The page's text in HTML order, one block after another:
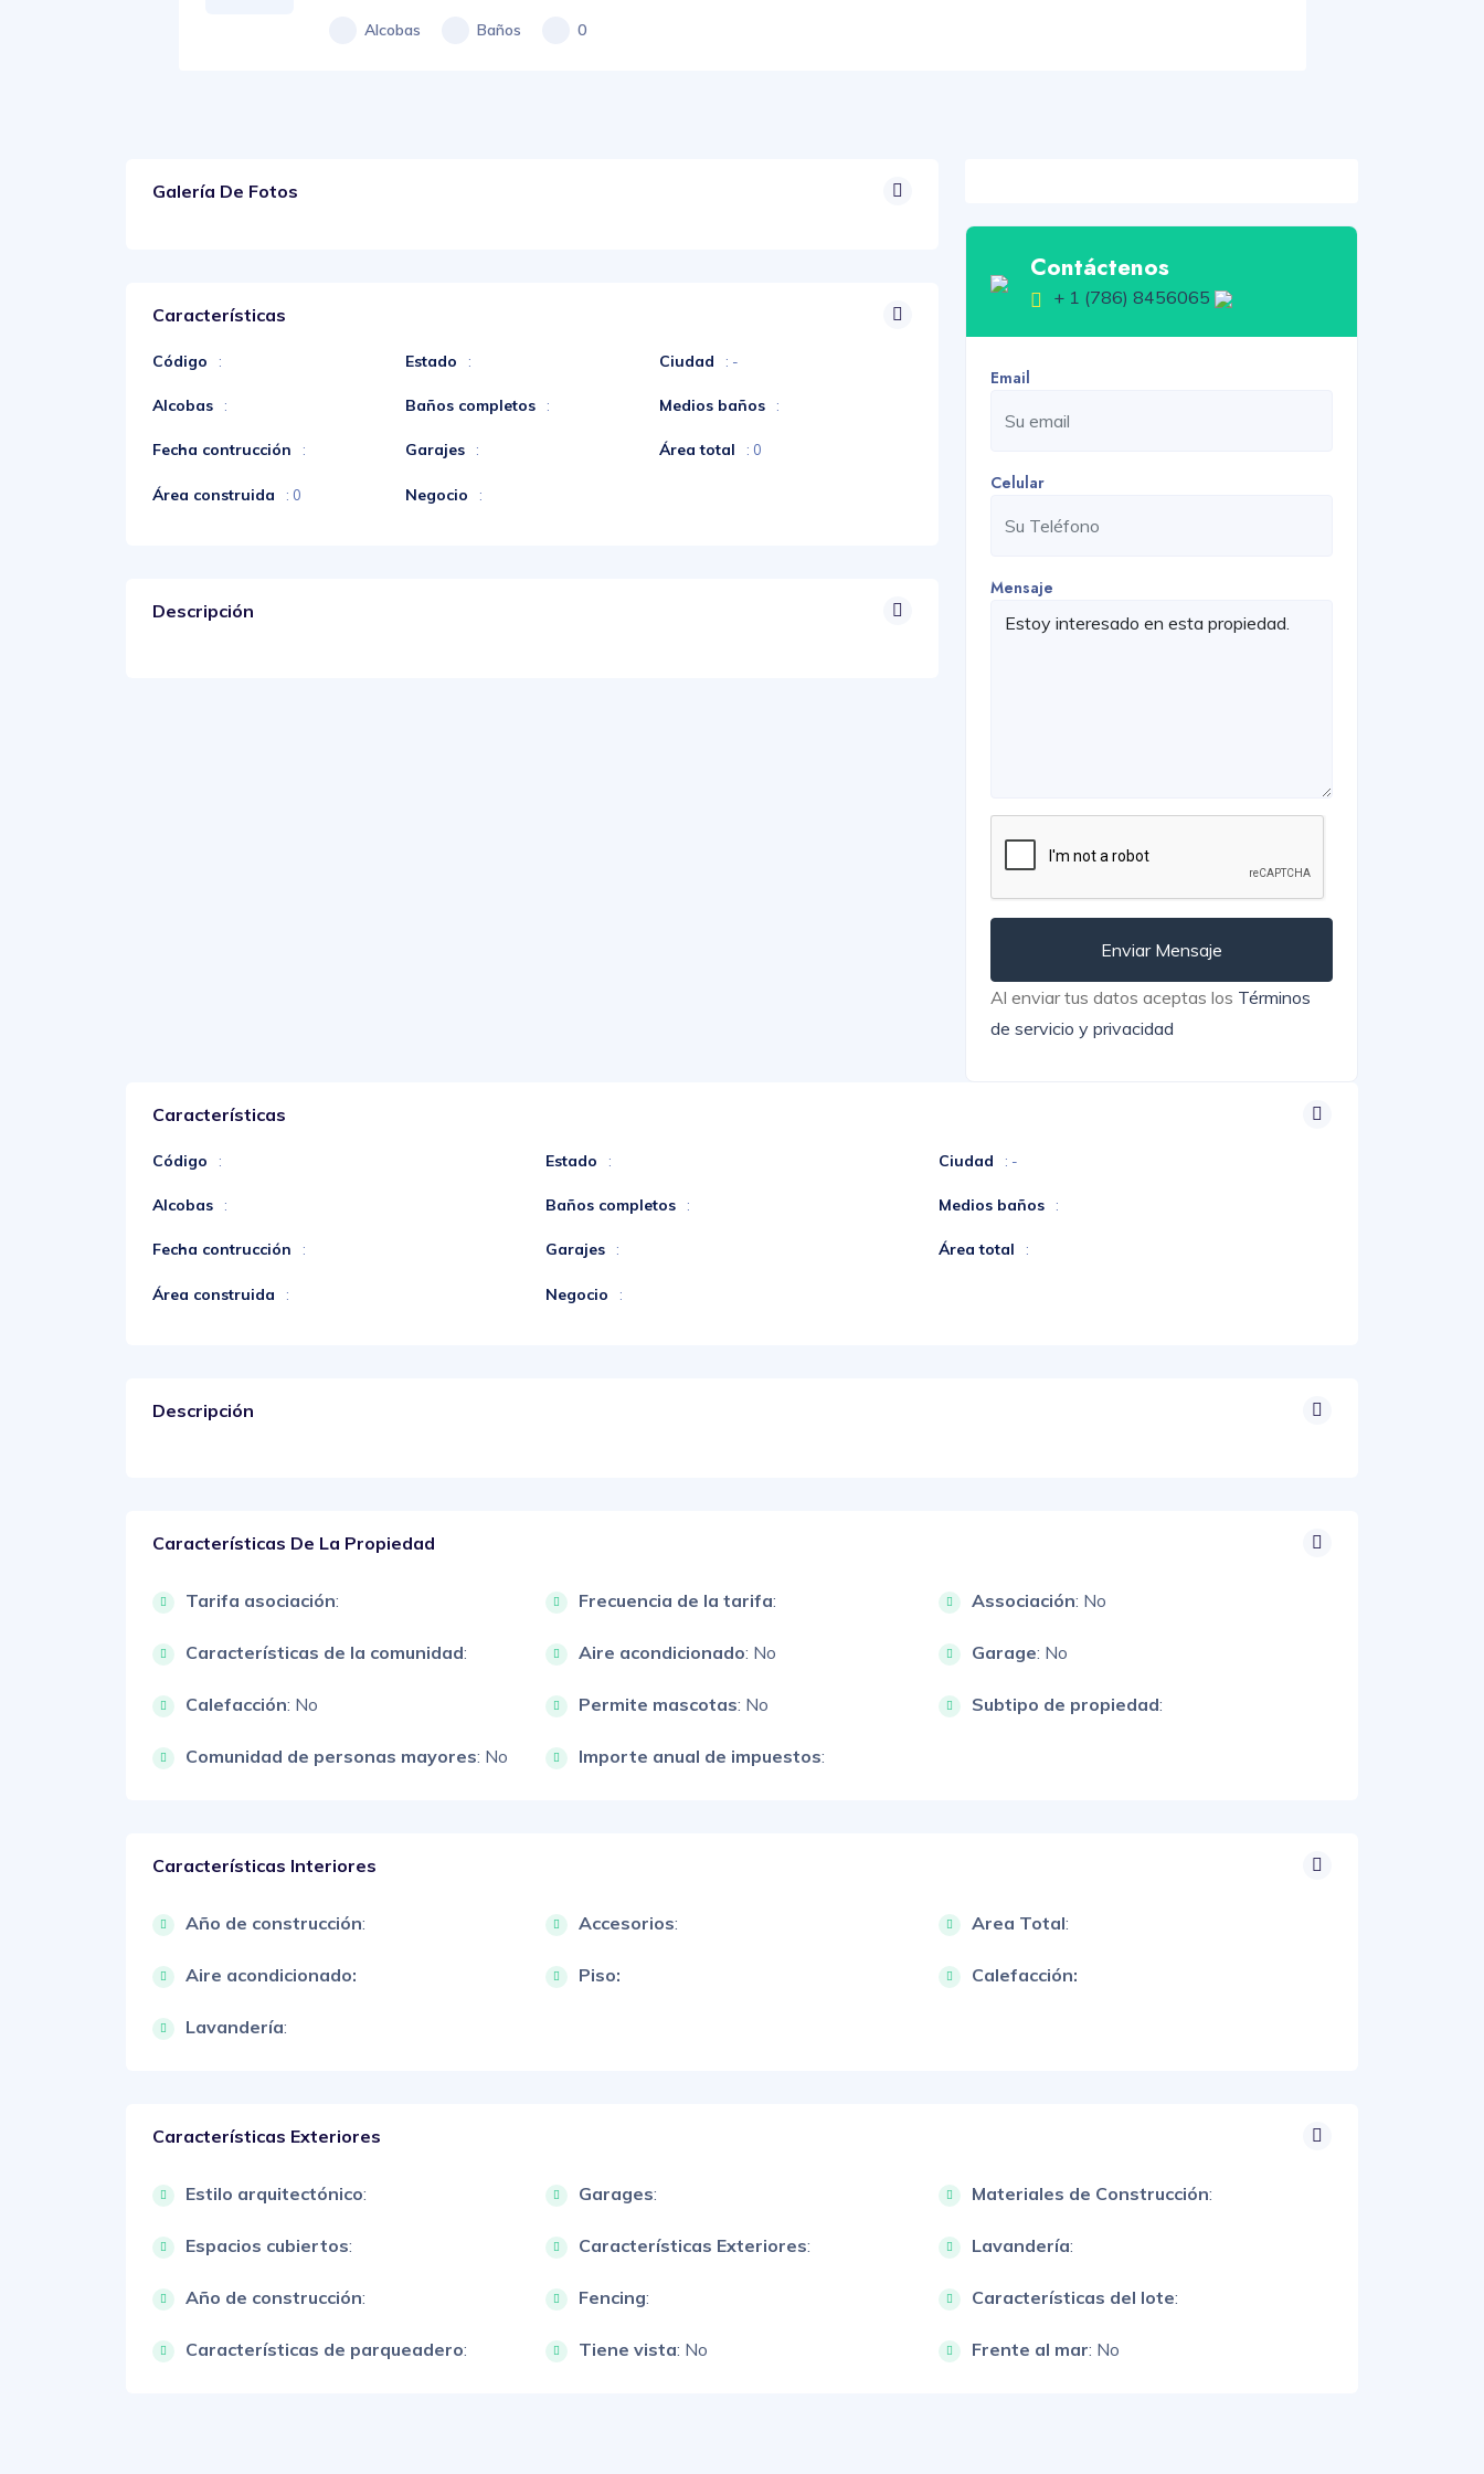
Alcobas Baños 0
Galería De Fotos
Características
Código : Estado : Ciudad : -
Alcobas : Baños completos : Medios baños :
Fecha contrucción : Garajes : Área total : 0
Área construida : 0 Negocio :
Descripción
Contáctenos
+ 1 (786) 8456065
Email
Celular
Mensaje
Enviar Mensaje
Al enviar tus datos aceptas los Términos
de servicio y privacidad
Características
Código : Estado : Ciudad : -
Alcobas : Baños completos : Medios baños :
Fecha contrucción : Garajes : Área total :
Área construida : Negocio :
Descripción
Características De La Propiedad
Tarifa asociación: Frecuencia de la tarifa: Associación: No
Características de la comunidad: Aire acondicionado: No Garage: No
Calefacción: No Permite mascotas: No Subtipo de propiedad:
Comunidad de personas mayores: No Importe anual de impuestos:
Características Interiores
Año de construcción: Accesorios: Area Total:
Aire acondicionado: Piso: Calefacción:
Lavandería:
Características Exteriores
Estilo arquitectónico: Garages: Materiales de Construcción:
Espacios cubiertos: Características Exteriores: Lavandería:
Año de construcción: Fencing: Características del lote:
Características de parqueadero: Tiene vista: No Frente al mar: No